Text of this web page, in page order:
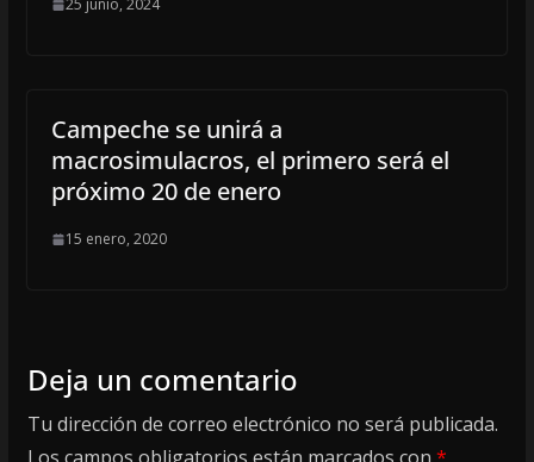
25 junio, 2024
Campeche se unirá a
macrosimulacros, el primero será el
próximo 20 de enero
15 enero, 2020
Deja un comentario
Tu dirección de correo electrónico no será publicada.